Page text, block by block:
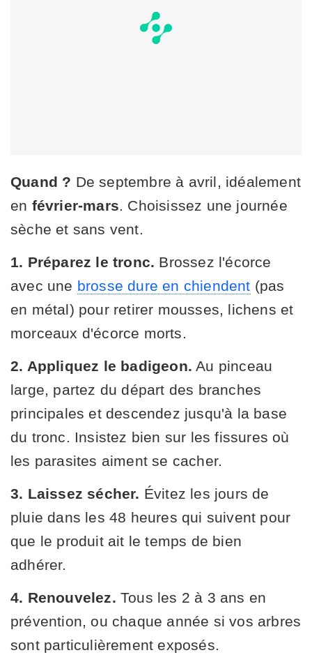
Quand ? De septembre à avril, idéalement
en février-mars. Choisissez une journée
sèche et sans vent.
1. Préparez le tronc. Brossez l'écorce
avec une brosse dure en chiendent (pas
en métal) pour retirer mousses, lichens et
morceaux d'écorce morts.
2. Appliquez le badigeon. Au pinceau
large, partez du départ des branches
principales et descendez jusqu'à la base
du tronc. Insistez bien sur les fissures où
les parasites aiment se cacher.
3. Laissez sécher. Évitez les jours de
pluie dans les 48 heures qui suivent pour
que le produit ait le temps de bien
adhérer.
4. Renouvelez. Tous les 2 à 3 ans en
prévention, ou chaque année si vos arbres
sont particulièrement exposés.